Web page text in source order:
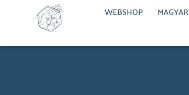
WEBSHOP